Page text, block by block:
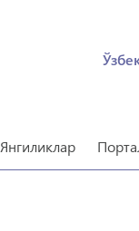
Янгиликлар